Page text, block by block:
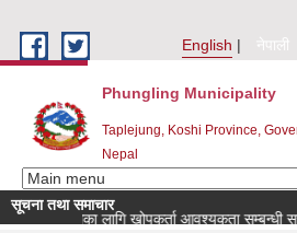
English
नेपाली
Phungling Municipality
Taplejung, Koshi Province,
Nepal
सूचना तथा समाचार
लागि खोपकर्ता आवश्यकता सम्बन्धी सूचना!